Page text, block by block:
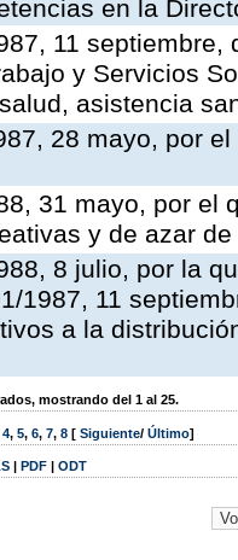
en la
11
y Servicios
asistencia
28 mayo, por
31 mayo, por el
y de azar
8 julio, por la
1987, 11
a la
mostrando del 1 al 25.
4, 5, 6, 7, 8 [ Siguiente/ Último]
| PDF | ODT